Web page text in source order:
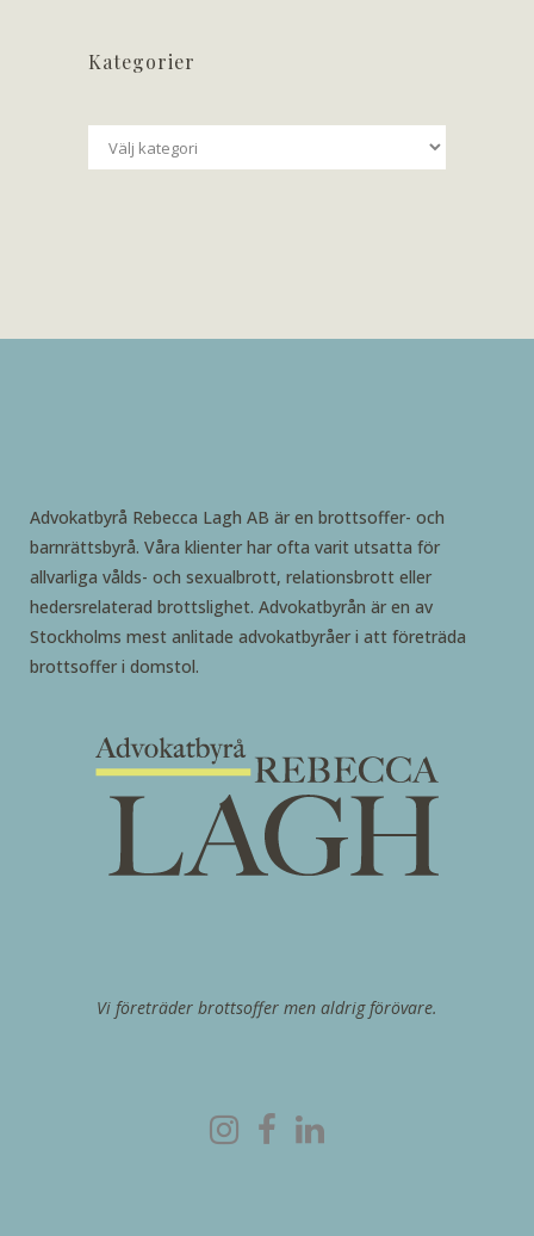
Kategorier
Kategorier
Advokatbyrå Rebecca Lagh AB är en brottsoffer- och
barnrättsbyrå. Våra klienter har ofta varit utsatta för
allvarliga vålds- och sexualbrott, relationsbrott eller
hedersrelaterad brottslighet. Advokatbyrån är en av
Stockholms mest anlitade advokatbyråer i att företräda
brottsoffer i domstol.
Vi företräder brottsoffer men aldrig förövare.